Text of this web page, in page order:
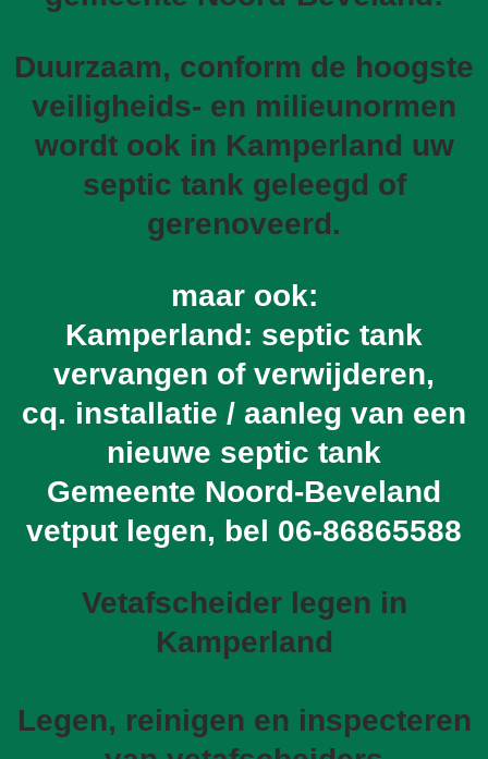
Duurzaam, conform de hoogste
veiligheids- en milieunormen
wordt ook in Kamperland uw
septic tank geleegd of
gerenoveerd.
maar ook:
Kamperland: septic tank
vervangen of verwijderen,
cq. installatie / aanleg van een
nieuwe septic tank
Gemeente Noord-Beveland
vetput legen, bel 06-86865588
Vetafscheider legen in
Kamperland
Legen, reinigen en inspecteren